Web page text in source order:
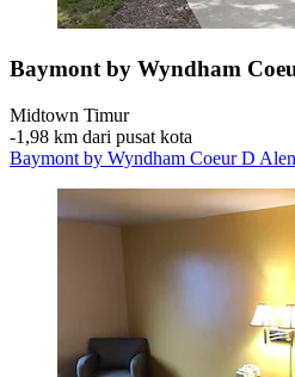
Baymont by Wyndham
Midtown Timur
‐1,98 km dari pusat kota
Baymont by Wyndham Coeur D